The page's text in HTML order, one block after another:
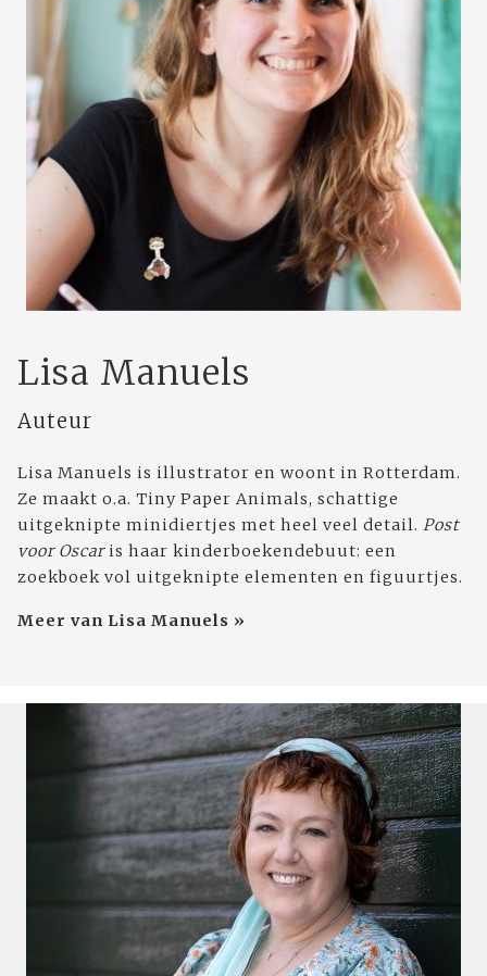
Lisa Manuels
Auteur
Lisa Manuels is illustrator en woont in Rotterdam.
Ze maakt o.a. Tiny Paper Animals, schattige
uitgeknipte minidiertjes met heel veel detail. Post
voor Oscaris haar kinderboekendebuut: een
zoekboek vol uitgeknipte elementen en figuurtjes.
Meer van Lisa Manuels »